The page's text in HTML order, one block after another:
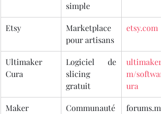
simple
Etsy
Marketplace
pour artisans
etsy.com
Ultimaker
Cura
Logiciel de
slicing
gratuit
m/
ura
Maker
Communauté